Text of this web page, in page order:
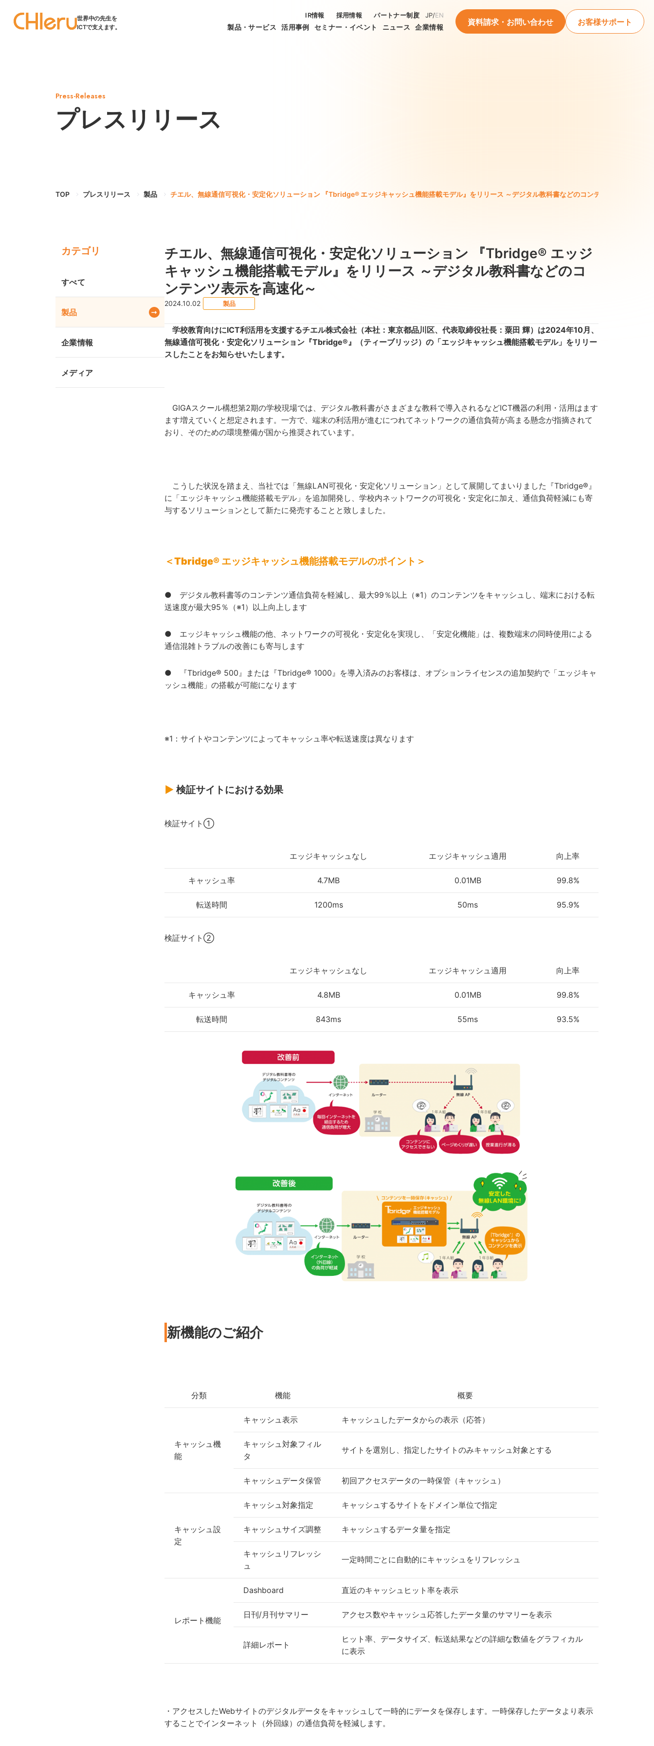
世界中の先生を
ICTで支えます。
製品・サービス 活用事例 セミナー・イベント ニュース 企業情報
IR情報 採用情報 パートナー制度 JP/EN
資料請求・お問い合わせ お客様サポート
Press-Releases
プレスリリース
TOP プレスリリース 製品 チエル、無線通信可視化・安定化ソリューション 『Tbridge® エッジキャッシュ機能搭載モデル』をリリース ～デジタル教科書などのコンテンツ表示を高速
カテゴリ
すべて
製品
企業情報
メディア
チエル、無線通信可視化・安定化ソリューション 『Tbridge® エッジ
キャッシュ機能搭載モデル』をリリース ～デジタル教科書などのコ
ンテンツ表示を高速化～
2024.10.02 製品
学校教育向けにICT利活用を支援するチエル株式会社（本社：東京都品川区、代表取締役社長：粟田 輝）は2024年10月、
無線通信可視化・安定化ソリューション『Tbridge®』（ティーブリッジ）の「エッジキャッシュ機能搭載モデル」をリリー
スしたことをお知らせいたします。
GIGAスクール構想第2期の学校現場では、デジタル教科書がさまざまな教科で導入されるなどICT機器の利用・活用はます
ます増えていくと想定されます。一方で、端末の利活用が進むにつれてネットワークの通信負荷が高まる懸念が指摘されて
おり、そのための環境整備が国から推奨されています。
こうした状況を踏まえ、当社では「無線LAN可視化・安定化ソリューション」として展開してまいりました『Tbridge®』
に「エッジキャッシュ機能搭載モデル」を追加開発し、学校内ネットワークの可視化・安定化に加え、通信負荷軽減にも寄
与するソリューションとして新たに発売することと致しました。
＜Tbridge® エッジキャッシュ機能搭載モデルのポイント＞
● デジタル教科書等のコンテンツ通信負荷を軽減し、最大99％以上（※1）のコンテンツをキャッシュし、端末における転
送速度が最大95％（※1）以上向上します
● エッジキャッシュ機能の他、ネットワークの可視化・安定化を実現し、「安定化機能」は、複数端末の同時使用による
通信混雑トラブルの改善にも寄与します
● 『Tbridge® 500』または『Tbridge® 1000』を導入済みのお客様は、オプションライセンスの追加契約で「エッジキャ
ッシュ機能」の搭載が可能になります
※1：サイトやコンテンツによってキャッシュ率や転送速度は異なります
▶ 検証サイトにおける効果
検証サイト①
エッジキャッシュなし エッジキャッシュ適用 向上率
キャッシュ率 4.7MB 0.01MB 99.8%
転送時間 1200ms 50ms 95.9%
検証サイト②
エッジキャッシュなし エッジキャッシュ適用 向上率
キャッシュ率 4.8MB 0.01MB 99.8%
転送時間 843ms 55ms 93.5%
新機能のご紹介
分類 機能 概要
キャッシュ機
能
キャッシュ表示 キャッシュしたデータからの表示（応答）
キャッシュ対象フィル
タ
サイトを選別し、指定したサイトのみキャッシュ対象とする
キャッシュデータ保管 初回アクセスデータの一時保管（キャッシュ）
キャッシュ設
定
キャッシュ対象指定 キャッシュするサイトをドメイン単位で指定
キャッシュサイズ調整 キャッシュするデータ量を指定
キャッシュリフレッシ
ュ
一定時間ごとに自動的にキャッシュをリフレッシュ
レポート機能
Dashboard 直近のキャッシュヒット率を表示
日刊/月刊サマリー アクセス数やキャッシュ応答したデータ量のサマリーを表示
詳細レポート
ヒット率、データサイズ、転送結果などの詳細な数値をグラフィカル
に表示
・アクセスしたWebサイトのデジタルデータをキャッシュして一時的にデータを保存します。一時保存したデータより表示
することでインターネット（外回線）の通信負荷を軽減します。